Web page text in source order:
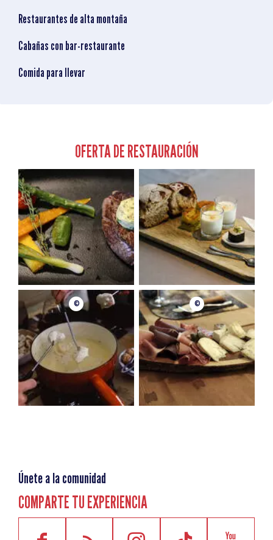
Restaurantes de alta montaña
Cabañas con bar-restaurante
Comida para llevar
OFERTA DE RESTAURACIÓN
© ©
Únete a la comunidad
COMPARTE TU EXPERIENCIA